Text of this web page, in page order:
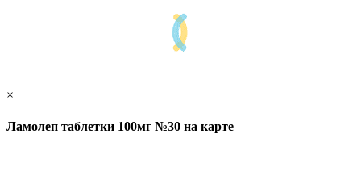
×
Ламолеп таблетки 100мг №30 на карте